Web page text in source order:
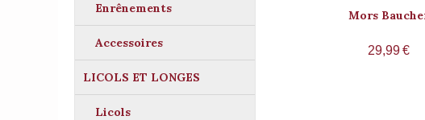
Enrênements
Accessoires
LICOLS ET LONGES
Licols
Mors
29,99€